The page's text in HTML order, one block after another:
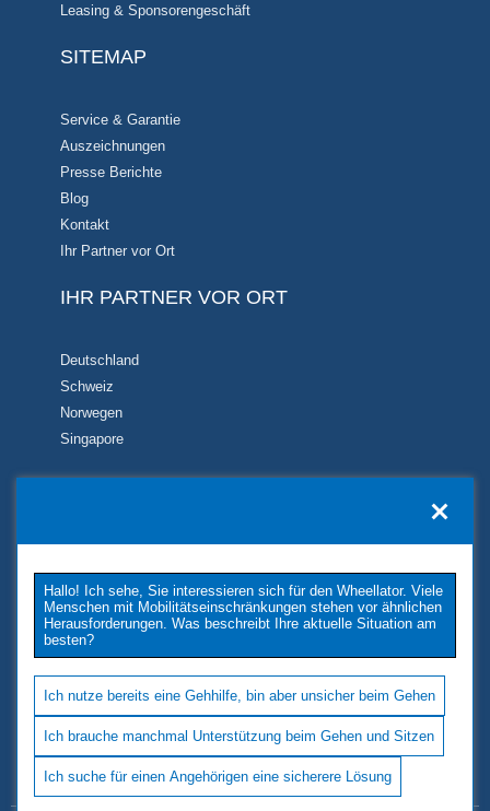
Hallo! Ich sehe, Sie interessieren sich für den Wheellator. Viele
Menschen mit Mobilitätseinschränkungen stehen vor ähnlichen
Herausforderungen. Was beschreibt Ihre aktuelle Situation am
besten?
Ich nutze bereits eine Gehhilfe, bin aber unsicher beim Gehen
Ich brauche manchmal Unterstützung beim Gehen und Sitzen
Ich suche für einen Angehörigen eine sicherere Lösung
Leasing & Sponsorengeschäft
SITEMAP
Service & Garantie
Auszeichnungen
Presse Berichte
Blog
Kontakt
Ihr Partner vor Ort
IHR PARTNER VOR ORT
Deutschland
Schweiz
Norwegen
Singapore
TUKIMET OY
Kaivopuistontie 33
26100 Rauma
Phone: +358 2 677 4222
E-Mail: tukimet(at)tukimet.fi
Follow Us